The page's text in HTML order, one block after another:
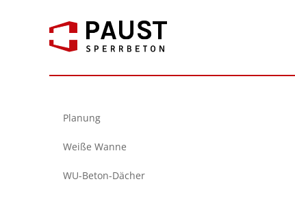
Planung
Weiße Wanne
WU-Beton-Dächer